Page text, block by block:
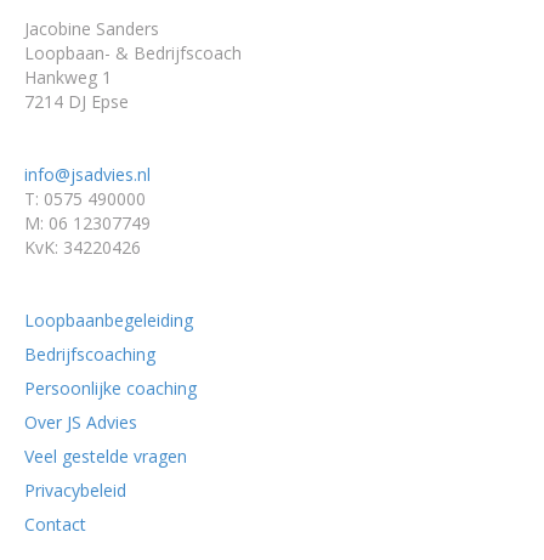
Jacobine Sanders
Loopbaan- & Bedrijfscoach
Hankweg 1
7214 DJ Epse
info@jsadvies.nl
T: 0575 490000
M: 06 12307749
KvK: 34220426
Loopbaanbegeleiding
Bedrijfscoaching
Persoonlijke coaching
Over JS Advies
Veel gestelde vragen
Privacybeleid
Contact